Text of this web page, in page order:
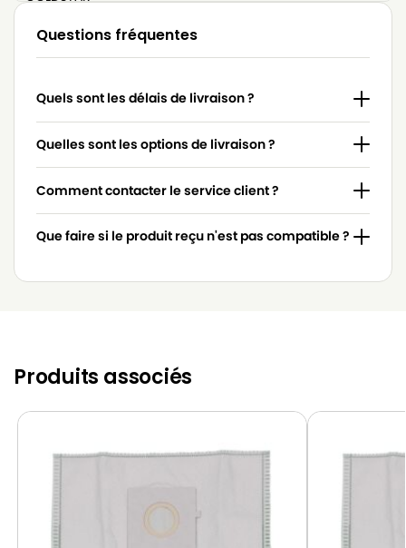
LG-
LG-GOLDSTAR 4200 (PASSION)
GOLDSTAR
LG-GOLDSTAR 5000 (PASSION)
LG-
GOLDSTAR
LG-GOLDSTAR BASIC (Série)
LG-
GOLDSTAR
LG-GOLDSTAR BONN (Série)
LG-
GOLDSTAR
LG-GOLDSTAR FVD 370
LG-GOLDSTAR PASSION (Série)
GOLDSTAR
LG-GOLDSTAR PASSION 3500
Questions fréquentes
Quels sont les délais de livraison ?
Quelles sont les options de livraison ?
Comment contacter le service client ?
Que faire si le produit reçu n'est pas compatible ?
Produits associés